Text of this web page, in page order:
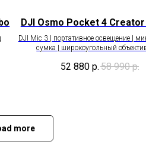
DJI Osmo Pocket 4
DJI Mic 3 | портативное освещение |
сумка | широкоугольный
52 880 р.58 990 р.
more